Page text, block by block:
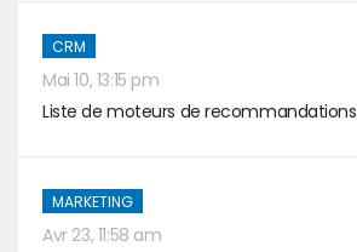
CRM
Mai 10, 13:15 pm
Liste de moteurs de recommandations
MARKETING
Avr 23, 11:58 am